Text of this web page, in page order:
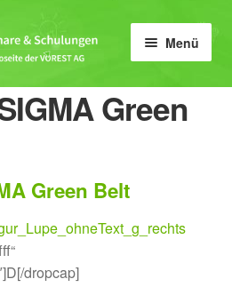
Menü
Green
Green Belt
dropcap]